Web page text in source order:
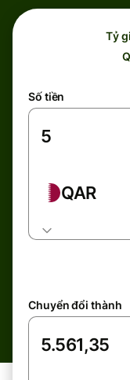
Tỷ
Số tiền
QAR
Chuyển đổi thành